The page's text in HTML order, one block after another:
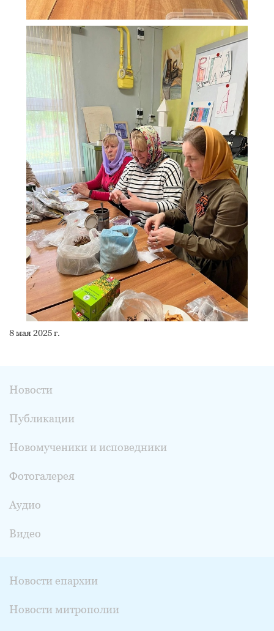
8 мая 2025 г.
Новости
Публикации
Новомученики и исповедники
Фотогалерея
Аудио
Видео
Новости епархии
Новости митрополии